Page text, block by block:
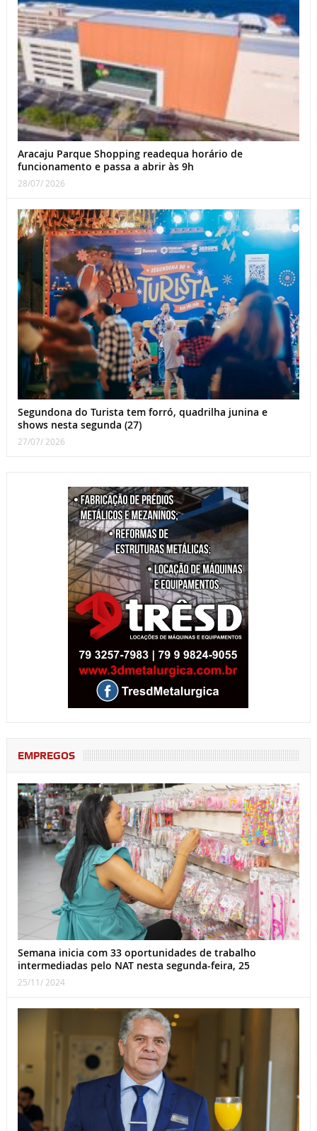
Aracaju Parque Shopping readequa horário de
funcionamento e passa a abrir às 9h
28/07/ 2026
Segundona do Turista tem forró, quadrilha junina e
shows nesta segunda (27)
27/07/ 2026
EMPREGOS
Semana inicia com 33 oportunidades de trabalho
intermediadas pelo NAT nesta segunda-feira, 25
25/11/ 2024